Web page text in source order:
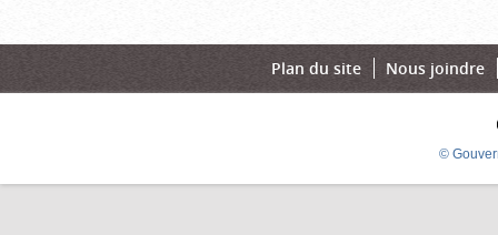
Plan du site Nous joindre
©